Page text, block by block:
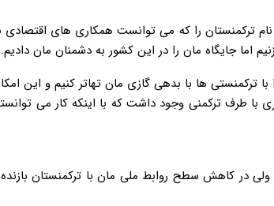
ترکمنستان را که می توانست همکاری های اقتصادی با
اما جایگاه مان را در این کشور به دشمنان مان دادیم.
ها با بدهی گازی مان تهاتر کنیم و این
با طرف ترکمنی وجود داشت که با اینکه کار می
در کاهش سطح روابط ملی مان با ترکمنستان